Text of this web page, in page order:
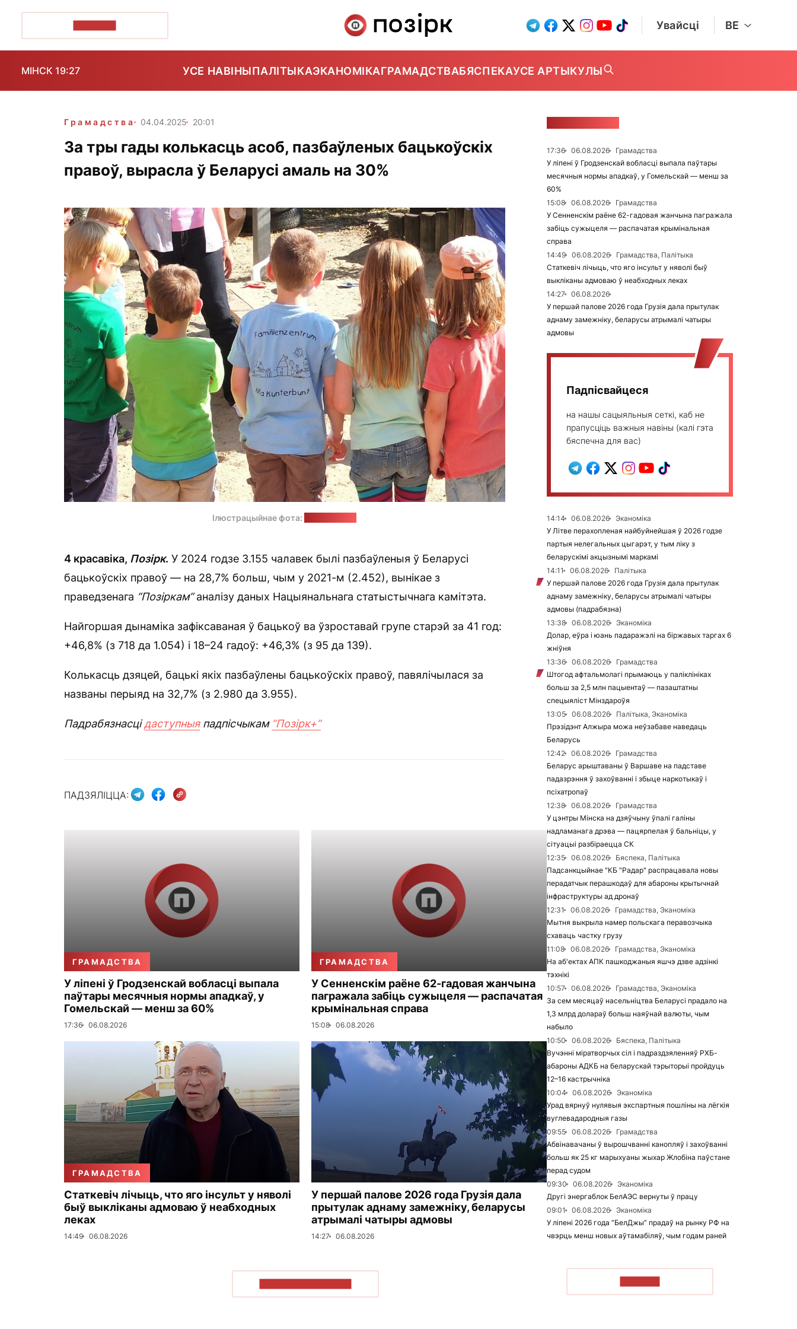
Увайсці BE
МІНСК 19:27 УСЕ НАВІНЫПАЛІТЫКАЭКАНОМІКАГРАМАДСТВАБЯСПЕКАУСЕ АРТЫКУЛЫ
Грамадства 04.04.2025 20:01
За тры гады колькасць асоб, пазбаўленых бацькоўскіх
правоў, вырасла ў Беларусі амаль на 30%
Ілюстрацыйнае фота:
4 красавіка, Позірк. У 2024 годзе 3.155 чалавек былі пазбаўленыя ў Беларусі
бацькоўскіх правоў — на 28,7% больш, чым у 2021-м (2.452), вынікае з
праведзенага “Позіркам”аналізу даных Нацыянальнага статыстычнага камітэта.
Найгоршая дынаміка зафіксаваная ў бацькоў ва ўзроставай групе старэй за 41 год:
+46,8% (з 718 да 1.054) і 18–24 гадоў: +46,3% (з 95 да 139).
Колькасць дзяцей, бацькі якіх пазбаўлены бацькоўскіх правоў, павялічылася за
названы перыяд на 32,7% (з 2.980 да 3.955).
Падрабязнасцідаступныяпадпісчыкам “Позірк+”
ПАДЗЯЛІЦЦА:
ГРАМАДСТВА
У ліпені ў Гродзенскай вобласці выпала
паўтары месячныя нормы ападкаў, у
Гомельскай — менш за 60%
17:36 06.08.2026
ГРАМАДСТВА
У Сенненскім раёне 62-гадовая жанчына
пагражала забіць сужыцеля — распачатая
крымінальная справа
15:08 06.08.2026
ГРАМАДСТВА
Статкевіч лічыць, что яго інсульт у няволі
быў выкліканы адмоваю ў неабходных
леках
14:49 06.08.2026
У першай палове 2026 года Грузія дала
прытулак аднаму замежніку, беларусы
атрымалі чатыры адмовы
14:27 06.08.2026
17:36 06.08.2026
Грамадства
У ліпені ў Гродзенскай вобласці выпала паўтары
месячныя нормы ападкаў, у Гомельскай — менш за
60%
15:08
06.08.2026
Грамадства
У Сенненскім раёне 62-гадовая жанчына пагражала
забіць сужыцеля — распачатая крымінальная
справа
14:49
06.08.2026
Грамадства, Палітыка
Статкевіч лічыць, что яго інсульт у няволі быў
выкліканы адмоваю ў неабходных леках
14:27
06.08.2026
У першай палове 2026 года Грузія дала прытулак
аднаму замежніку, беларусы атрымалі чатыры
адмовы
Падпісвайцеся
на нашы сацыяльныя сеткі, каб не
прапусціць важныя навіны (калі гэта
бяспечна для вас)
14:14 06.08.2026
Эканоміка
У Літве перахопленая найбуйнейшая ў 2026 годзе
партыя нелегальных цыгарэт, у тым ліку з
беларускімі акцызнымі маркамі
14:11
06.08.2026
Палітыка
У першай палове 2026 года Грузія дала прытулак
аднаму замежніку, беларусы атрымалі чатыры
адмовы (падрабязна)
13:38
06.08.2026
Эканоміка
Долар, еўра і юань падаражэлі на біржавых таргах 6
жніўня
13:36
06.08.2026
Грамадства
Штогод афтальмолагі прымаюць у паліклініках
больш за 2,5 млн пацыентаў — пазаштатны
спецыяліст Мінздароўя
13:05
06.08.2026
Палітыка, Эканоміка
Прэзідэнт Алжыра можа неўзабаве наведаць
Беларусь
12:42
06.08.2026
Грамадства
Беларус арыштаваны ў Варшаве на падставе
падазрэння ў захоўванні і збыце наркотыкаў і
псіхатропаў
12:38
06.08.2026
Грамадства
У цэнтры Мінска на дзяўчыну ўпалі галіны
надламанага дрэва — пацярпелая ў бальніцы, у
сітуацыі разбіраецца СК
12:35
06.08.2026
Бяспека, Палітыка
Падсанкцыйнае "КБ "Радар" распрацавала новы
перадатчык перашкодаў для абароны крытычнай
інфраструктуры ад дронаў
12:31
06.08.2026
Грамадства, Эканоміка
Мытня выкрыла намер польскага перавозчыка
схаваць частку грузу
11:08
06.08.2026
Грамадства, Эканоміка
На аб'ектах АПК пашкоджаныя яшчэ дзве адзінкі
тэхнікі
10:57
06.08.2026
Грамадства, Эканоміка
За сем месяцаў насельніцтва Беларусі прадало на
1,3 млрд долараў больш наяўнай валюты, чым
набыло
10:50
06.08.2026
Бяспека, Палітыка
Вучэнні міратворчых сіл і падраздзяленняў РХБ-
абароны АДКБ на беларускай тэрыторыі пройдуць
12–16 кастрычніка
10:04
06.08.2026
Эканоміка
Урад вярнуў нулявыя экспартныя пошліны на лёгкія
вуглевадародныя газы
09:55
06.08.2026
Грамадства
Абвінавачаны ў вырошчванні канопляў і захоўванні
больш як 25 кг марыхуаны жыхар Жлобіна паўстане
перад судом
09:30
06.08.2026
Эканоміка
Другі энергаблок БелАЭС вернуты ў працу
09:01
06.08.2026
Эканоміка
У ліпені 2026 года “БелДжы” прадаў на рынку РФ на
чвэрць менш новых аўтамабіляў, чым годам раней